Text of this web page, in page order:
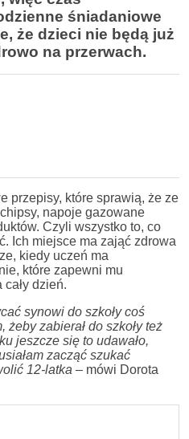
śniadaniowe
że dzieci nie będą już
na przerwach.
przepisy, które sprawią, że ze
napoje gazowane
Czyli wszystko to, co
Ich miejsce ma zająć zdrowa
kiedy uczeń ma
które zapewni mu
dzień.
synowi do szkoły coś
zabierał do szkoły też
jeszcze się to udawało,
zacząć szukać
12-latka – mówi Dorota